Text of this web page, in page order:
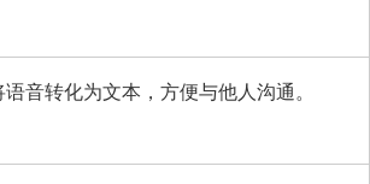
音转化为文本，方便与他人沟通。